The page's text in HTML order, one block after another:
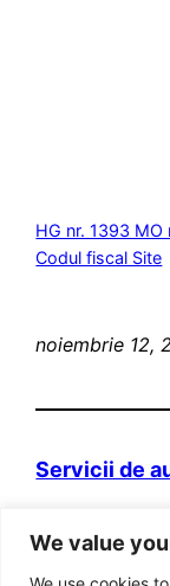
We value
HG nr. 1393 MO
Codul fiscal Site
noiembrie 12,
Servicii de